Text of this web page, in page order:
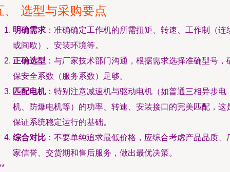
、 选型与采购要点
明确需求 ：准确确定工作机的所需扭矩、转速、工作制（连
或间歇）、安装环境等。
正确选型 ：与厂家技术部门沟通，根据需求选择准确型号，
保安全系数（服务系数）足够。
匹配电机：特别注意减速机与驱动电机（如普通三相异步电
机、防爆电机等）的功率、转速、安装接口的完美匹配，这
保证系统稳定运行的基础。
综合对比 ：不要单纯追求最低价格，应综合考虑产品品质、
家信誉、交货期和售后服务，做出最优决策。